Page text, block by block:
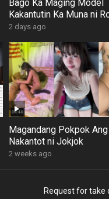
Bago Ka Maging Model
Kakantutin Ka Muna ni
2 days ago
Magandang Pokpok Ang
Nakantot ni Jokjok
2 weeks ago
Request for take